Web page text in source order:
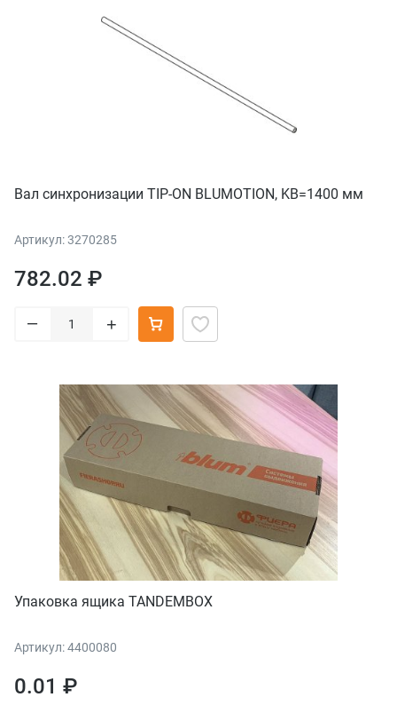
Вал синхронизации TIP-ON BLUMOTION, KB=1400 мм
Артикул: 3270285
782.02 ₽
– +
Упаковка ящика TANDEMBOX
Артикул: 4400080
0.01 ₽